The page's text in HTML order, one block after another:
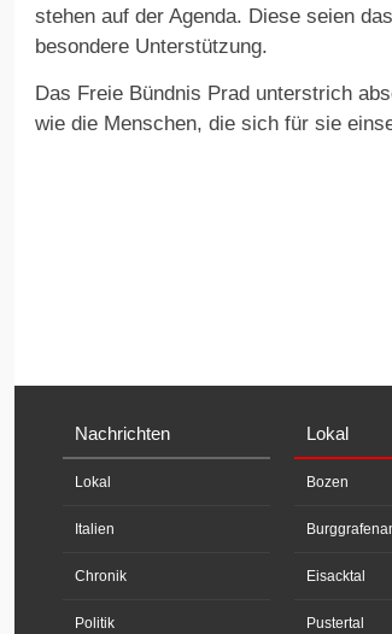
stehen auf der Agenda. Diese seien
besondere Unterstützung.
Das Freie Bündnis Prad unterstrich
wie die Menschen, die sich für sie
Nachrichten
Lokal
Italien
Chronik
Politik
Lokal
Bozen
Eisacktal
Pustertal